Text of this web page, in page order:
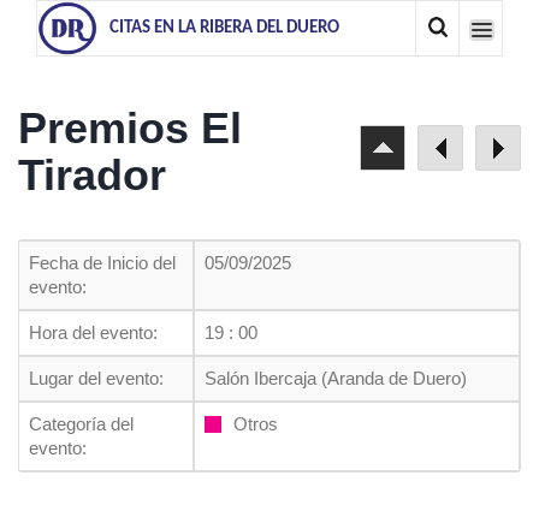
CITAS EN LA RIBERA DEL DUERO
Premios El
Tirador
Fecha de Inicio del
evento:
05/09/2025
Hora del evento: 19 : 00
Lugar del evento: Salón Ibercaja (Aranda de Duero)
Categoría del
evento:
Otros